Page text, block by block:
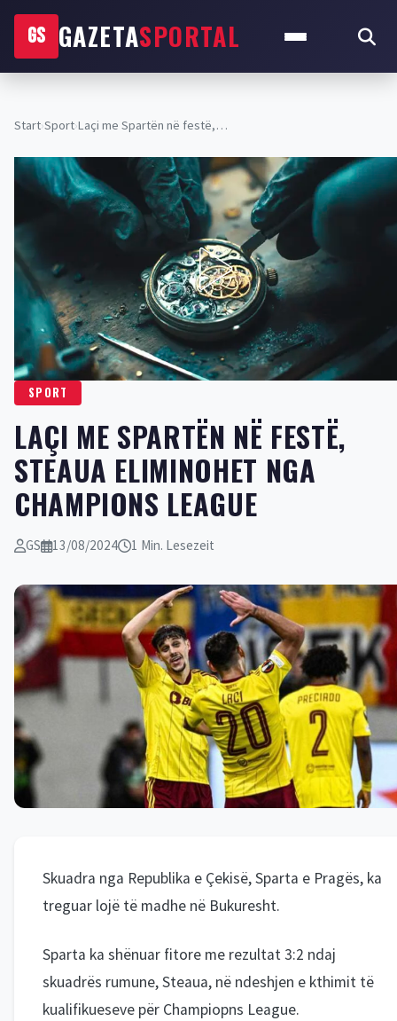
GS GAZETASPORTAL
Start›Sport›Laçi me Spartën në festë,…
SPORT
LAÇI ME SPARTËN NË FESTË,
STEAUA ELIMINOHET NGA
CHAMPIONS LEAGUE
GS 13/08/2024 1 Min. Lesezeit
Skuadra nga Republika e Çekisë, Sparta e Pragës, ka
treguar lojë të madhe në Bukuresht.
Sparta ka shënuar fitore me rezultat 3:2 ndaj
skuadrës rumune, Steaua, në ndeshjen e kthimit të
kualifikueseve për Champiopns League.